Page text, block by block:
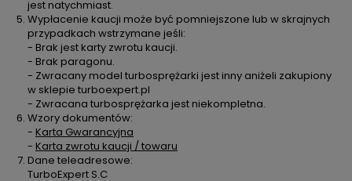
jest natychmiast.
Wypłacenie kaucji może być pomniejszone lub w skrajnych
przypadkach wstrzymane jeśli:
- Brak jest karty zwrotu kaucji.
- Brak paragonu.
- Zwracany model turbosprężarki jest inny aniżeli zakupiony
w sklepie turboexpert.pl
- Zwracana turbosprężarka jest niekompletna.
Wzory dokumentów:
- Karta Gwarancyjna
- Karta zwrotu kaucji / towaru
Dane teleadresowe:
TurboExpert S.C